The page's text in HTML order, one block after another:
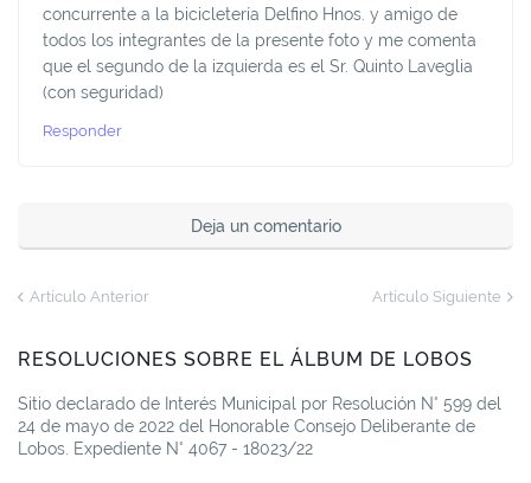
concurrente a la bicicletería Delfino Hnos. y amigo de
todos los integrantes de la presente foto y me comenta
que el segundo de la izquierda es el Sr. Quinto Laveglia
(con seguridad)
Responder
Deja un comentario
Artículo Anterior Artículo Siguiente
RESOLUCIONES SOBRE EL ÁLBUM DE LOBOS
Sitio declarado de Interés Municipal por Resolución N° 599 del
24 de mayo de 2022 del Honorable Consejo Deliberante de
Lobos. Expediente N° 4067 - 18023/22